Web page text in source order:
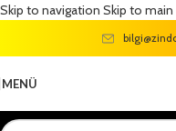
Skip to navigation Skip to
MENÜ